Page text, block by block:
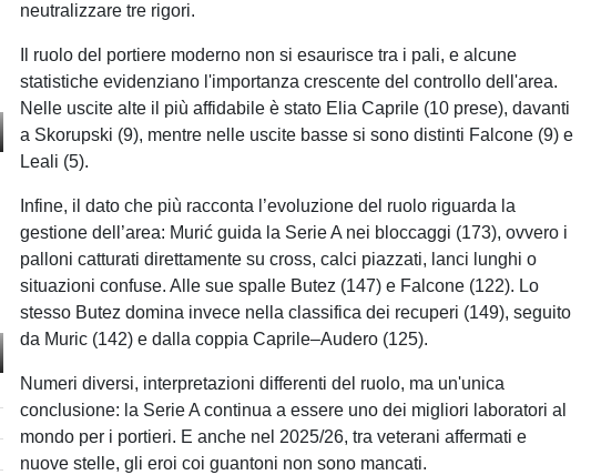
neutralizzare tre rigori.
Il ruolo del portiere moderno non si esaurisce tra i pali, e alcune
statistiche evidenziano l'importanza crescente del controllo dell'area.
Nelle uscite alte il più affidabile è stato Elia Caprile (10 prese), davanti
a Skorupski (9), mentre nelle uscite basse si sono distinti Falcone (9) e
Leali (5).
Infine, il dato che più racconta l’evoluzione del ruolo riguarda la
gestione dell’area: Murić guida la Serie A nei bloccaggi (173), ovvero i
palloni catturati direttamente su cross, calci piazzati, lanci lunghi o
situazioni confuse. Alle sue spalle Butez (147) e Falcone (122). Lo
stesso Butez domina invece nella classifica dei recuperi (149), seguito
da Muric (142) e dalla coppia Caprile–Audero (125).
Numeri diversi, interpretazioni differenti del ruolo, ma un'unica
conclusione: la Serie A continua a essere uno dei migliori laboratori al
mondo per i portieri. E anche nel 2025/26, tra veterani affermati e
nuove stelle, gli eroi coi guantoni non sono mancati.